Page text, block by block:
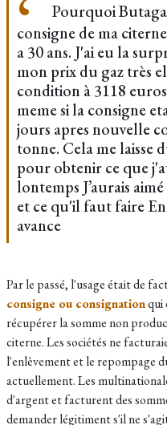
Pourquoi
consigne de ma
a 30 ans. J'ai eu la
mon prix du gaz très
condition à 3118
meme si la consigne
jours apres nouvelle
tonne. Cela me laisse
pour obtenir ce que
lontemps J’aurais
et ce qu'il faut faire
avance
Par le passé, l'usage était de
consigne ou consignationqui
récupérer la somme non
citerne. Les sociétés ne
l'enlèvement et le repompage
actuellement. Les
d'argent et facturent des
demander légitiment s'il ne